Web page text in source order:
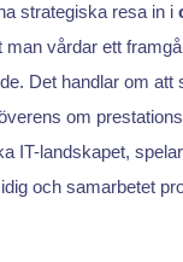
strategiska resa in i
man vårdar ett
Det handlar om
om
IT-landskapet,
och samarbetet